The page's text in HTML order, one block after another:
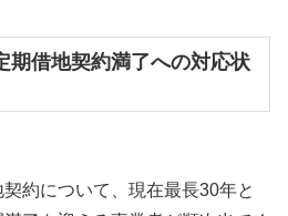
期借地契約満了への対応状
約について、現在最長30年と